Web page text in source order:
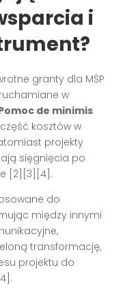
i
granty dla MŚP
w
de minimis
kosztów w
projekty
sięgnięcia po
[2][3][4].
do
między innymi
transformację,
projektu do